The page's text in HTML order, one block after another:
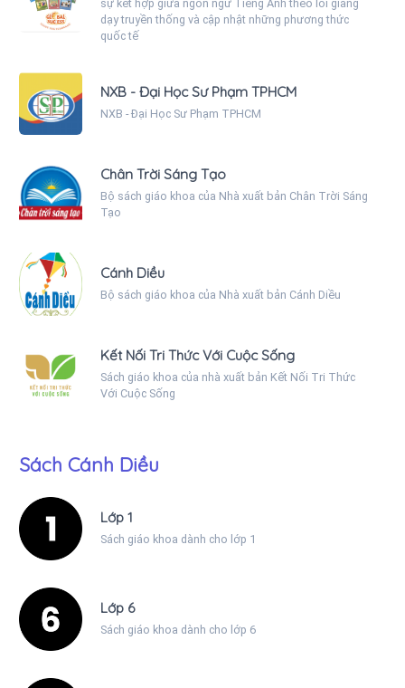
sự kết hợp giữa ngôn ngữ Tiếng Anh theo lối giảng
dạy truyền thống và cập nhật những phương thức
quốc tế
NXB - Đại Học Sư Phạm TPHCM
NXB - Đại Học Sư Phạm TPHCM
Chân Trời Sáng Tạo
Bộ sách giáo khoa của Nhà xuất bản Chân Trời Sáng
Tạo
Cánh Diều
Bộ sách giáo khoa của Nhà xuất bản Cánh Diều
Kết Nối Tri Thức Với Cuộc Sống
Sách giáo khoa của nhà xuất bản Kết Nối Tri Thức
Với Cuộc Sống
Sách Cánh Diều
Lớp 1
Sách giáo khoa dành cho lớp 1
Lớp 6
Sách giáo khoa dành cho lớp 6